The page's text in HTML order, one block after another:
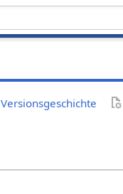
Versionsgeschichte